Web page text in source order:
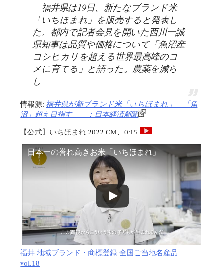
福井県は19日、新たなブランド米
「いちほまれ」を販売すると発表し
た。都内で記者会見を開いた西川一誠
県知事は品質や価格について「魚沼産
コシヒカリを超える世界最高峰のコ
メに育てる」と語った。農薬を減ら
し
情報源: 福井県が新ブランド米「いちほまれ」 「魚
沼」超え目指す ：日本経済新聞
【公式】いちほまれ 2022 CM、0:15
日本一の誉れ高きお米「いちほまれ」
福井 地域ブランド・商標登録 全国ご当地名産品
vol.18